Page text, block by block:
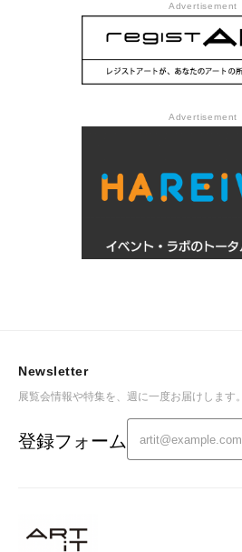
Advertisement
Advertisement
Newsletter
展覧会情報や特集を、週に一度お届けします。
登録フォーム